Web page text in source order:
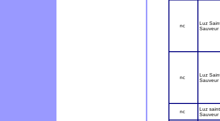
nc
Luz
Sauveur
nc
Luz
Sauveur
nc
Luz saint
Sauveur